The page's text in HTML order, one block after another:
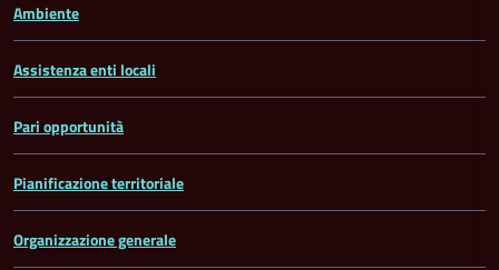
Ambiente
Assistenza enti locali
Pari opportunità
Pianificazione territoriale
Organizzazione generale